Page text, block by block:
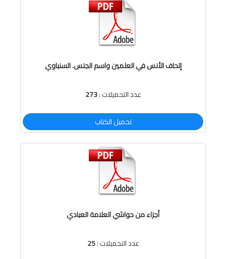
إتحاف الأنس في العلمين واسم الجنس. السنباوي
عدد التحميلات :273
تحميل الكتاب
أجزاء من حواشي العلامة العبادي
عدد التحميلات :25